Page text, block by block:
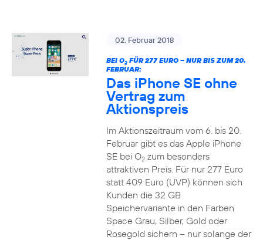
02. Februar 2018
BEI O2FÜR 277 EURO – NUR BIS ZUM 20.
FEBRUAR:
Das iPhone SE ohne
Vertrag zum
Aktionspreis
Im Aktionszeitraum vom 6. bis 20.
Februar gibt es das Apple iPhone
SE bei O2zum besonders
attraktiven Preis. Für nur 277 Euro
statt 409 Euro (UVP) können sich
Kunden die 32 GB
Speichervariante in den Farben
Space Grau, Silber, Gold oder
Rosegold sichern – nur solange der